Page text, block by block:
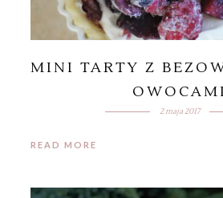
MINI TARTY Z
OWOCAMI
2 maja 2017
READ MORE